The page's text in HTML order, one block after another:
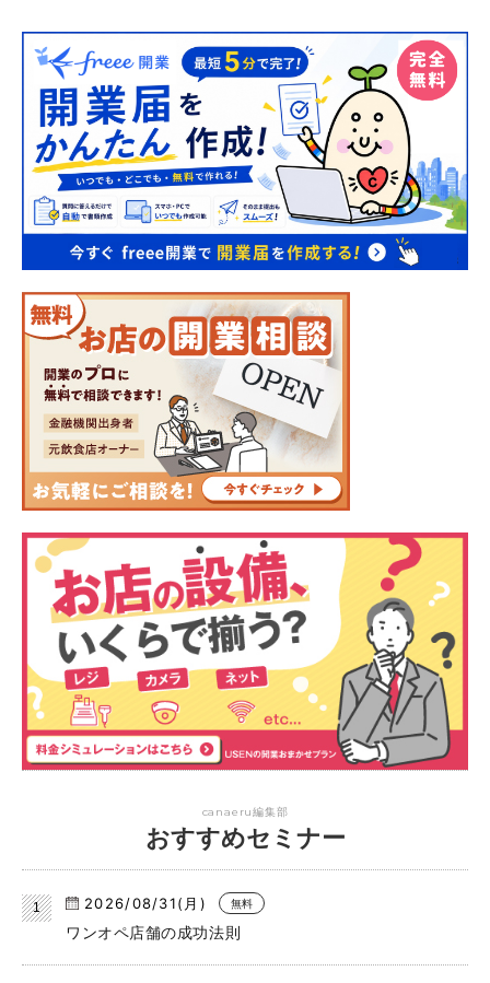
canaeru編集部
おすすめセミナー
2026/08/31(月) 無料
ワンオペ店舗の成功法則